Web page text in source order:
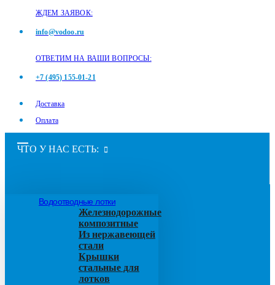
ЖДЕМ ЗАЯВОК:
info@vodoo.ru
ОТВЕТИМ НА ВАШИ ВОПРОСЫ:
+7 (495) 155-01-21
Доставка
Оплата
ЧТО У НАС ЕСТЬ:
Водоотводные лотки
Железнодорожные
композитные
Из нержавеющей
стали
Крышки
стальные для
лотков